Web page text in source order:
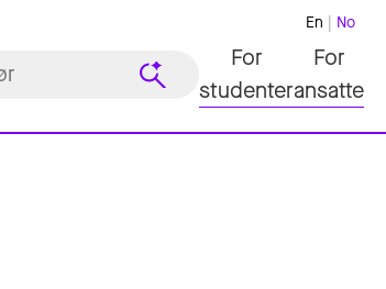
En No
For
studenter
For
ansatte